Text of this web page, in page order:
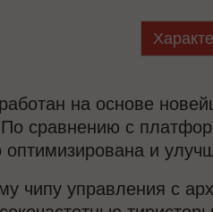
на основе
сравнению с
оптимизирована и
чипу управления с